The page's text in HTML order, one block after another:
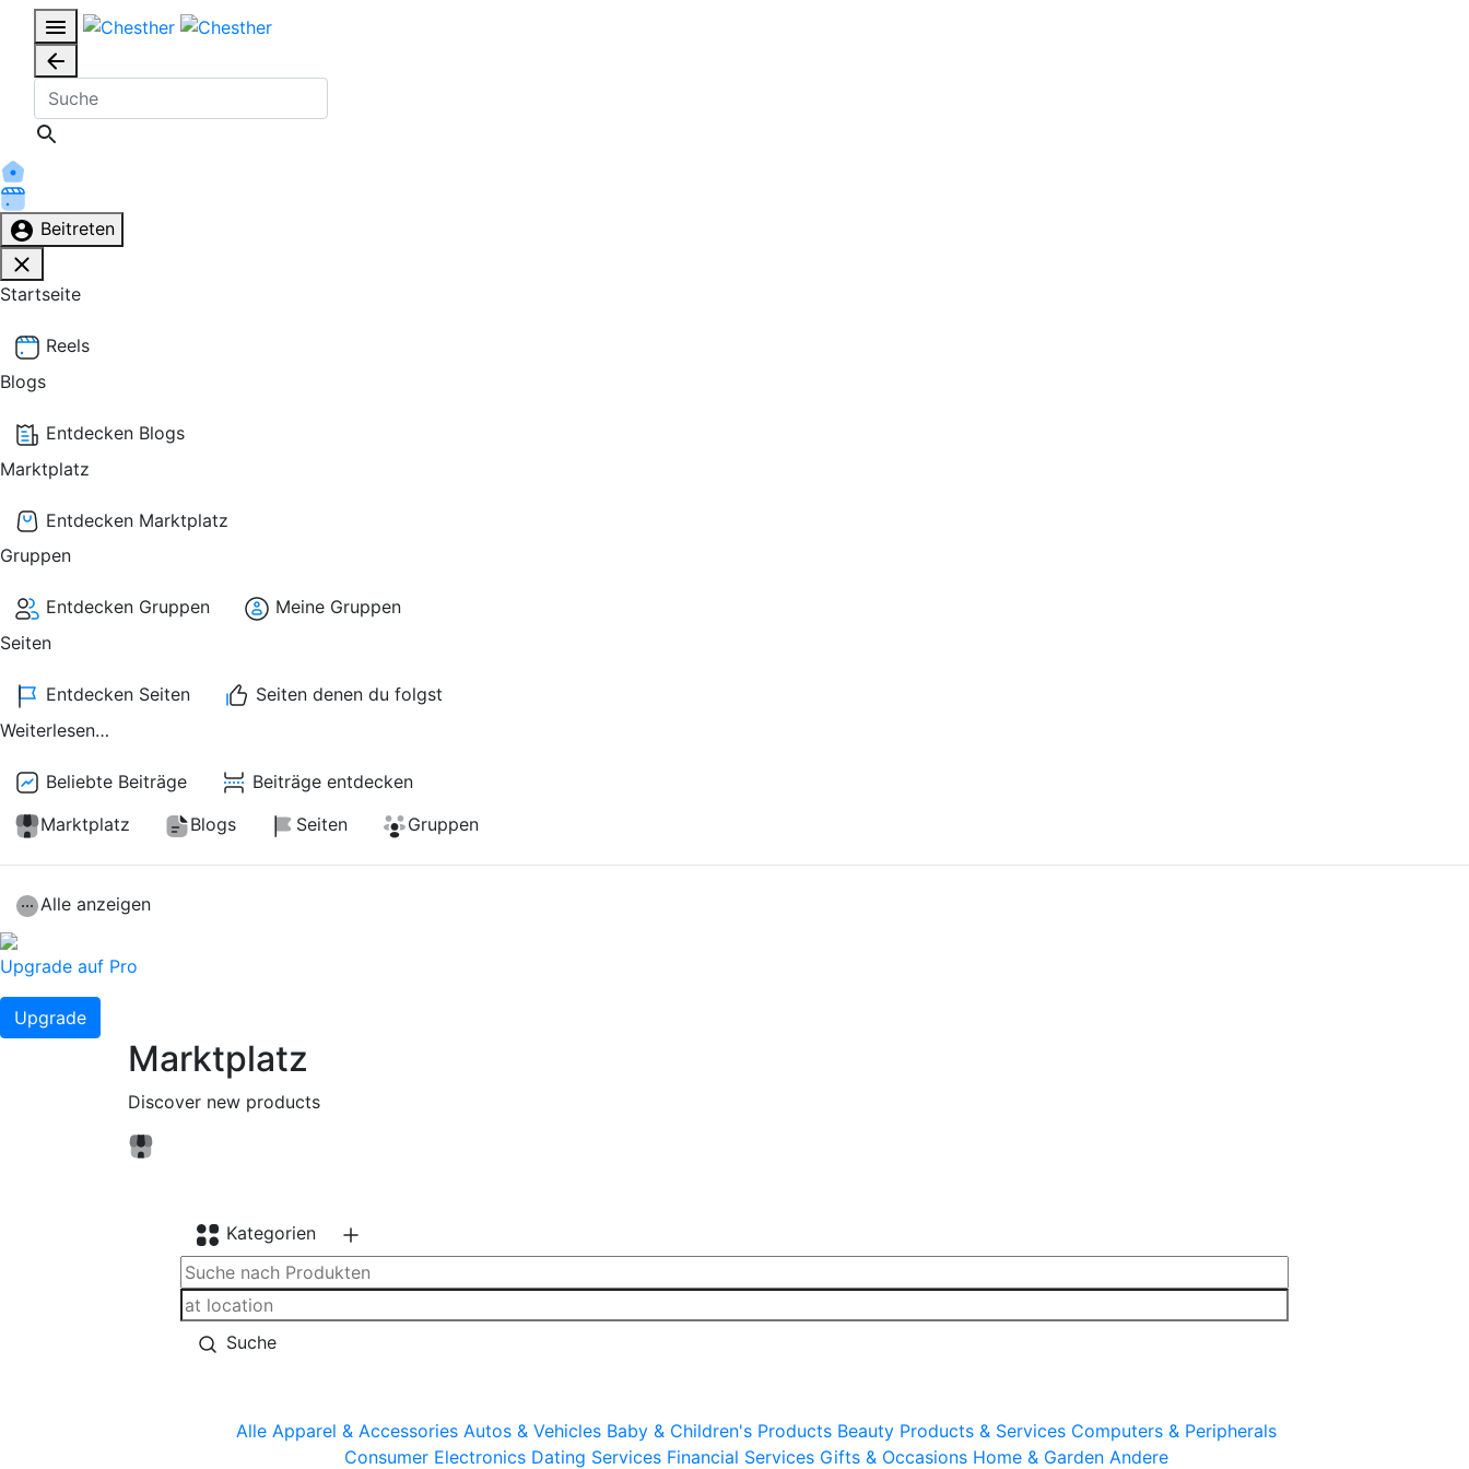
Beitreten
Startseite
Reels
Blogs
Entdecken Blogs
Marktplatz
Entdecken Marktplatz
Gruppen
Entdecken Gruppen
Meine Gruppen
Seiten
Entdecken Seiten
Seiten denen du folgst
Weiterlesen…
Beliebte Beiträge
Beiträge entdecken
Marktplatz
Blogs Seiten Gruppen
Alle anzeigen
Upgrade auf Pro
Upgrade
Marktplatz
Discover new products
Kategorien
Suche
Alle Apparel & Accessories Autos & Vehicles Baby & Children's Products Beauty Products & Services Computers & Peripherals
Consumer Electronics Dating Services Financial Services Gifts & Occasions Home & Garden Andere